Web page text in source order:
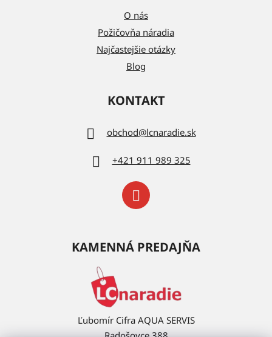
O nás
Požičovňa náradia
Najčastejšie otázky
Blog
KONTAKT
obchod@lcnaradie.sk
+421 911 989 325
KAMENNÁ PREDAJŇA
Ľubomír Cifra AQUA SERVIS